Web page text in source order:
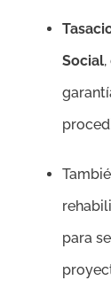
Social
para